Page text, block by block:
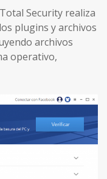
Security realiza
plugins y archivos
archivos
operativo,